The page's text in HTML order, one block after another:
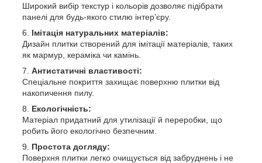
Широкий вибір текстур і кольорів дозволяє підібрати
панелі для будь-якого стилю інтер’єру.
Імітація натуральних матеріалів:
Дизайн плитки створений для імітації матеріалів, таких
як мармур, кераміка чи камінь.
Антистатичні властивості:
Спеціальне покриття захищає поверхню плитки від
накопичення пилу.
Екологічність:
Матеріал придатний для утилізації й переробки, що
робить його екологічно безпечним.
Простота догляду:
Поверхня плитки легко очищується від забруднень і не